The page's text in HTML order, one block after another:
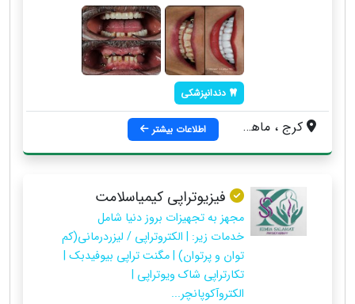
دندانپزشکی
کرج ، ماهدشت ، بلوار امام خمینی ، میدان آزادگان ، جنب تاکسی های کرج ، مجتمع اداری تجاری مهر ، طبقه پنجم اطلاعات بیشتر
فیزیوتراپی کیمیاسلامت
مجهز به تجهیزات بروز دنیا شامل
خدمات زیر: | الکتروتراپی / لیزردرمانی(کم
توان و پرتوان) | مگنت تراپی بیوفیدبک |
تکارتراپی شاک ویوتراپی |
الکتروآکوپانچر...